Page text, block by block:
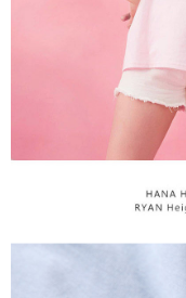
５．嚴禁一人註冊多個帳
恩沛科技股份有限公司將